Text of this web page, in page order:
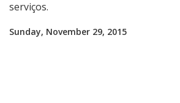
serviços.
Sunday, November 29, 2015